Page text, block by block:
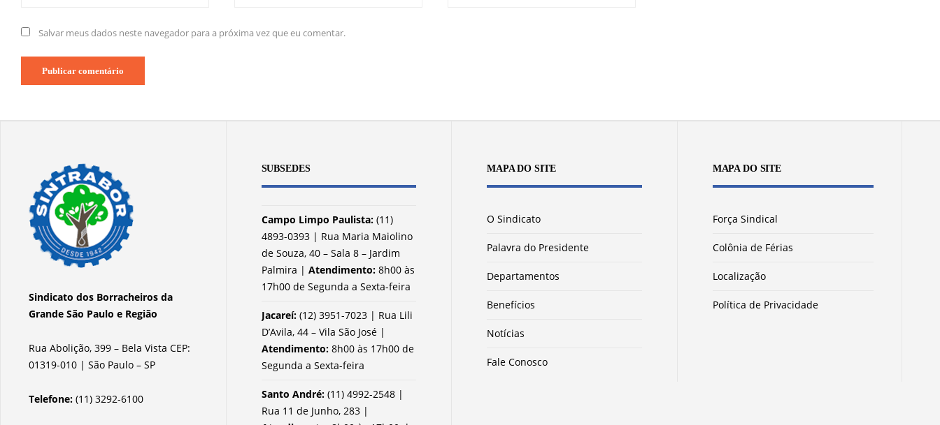
Salvar meus dados neste navegador para a próxima vez que eu comentar.
Sindicato dos Borracheiros da
Grande São Paulo e Região
Rua Abolição, 399 – Bela Vista CEP:
01319-010 | São Paulo – SP
Telefone: (11) 3292-6100
SUBSEDES
Campo Limpo Paulista:(11)
4893-0393 | Rua Maria Maiolino
de Souza, 40 – Sala 8 – Jardim
Palmira | Atendimento: 8h00 às
17h00 de Segunda a Sexta-feira
Jacareí:(12) 3951-7023 | Rua Lili
D’Avila, 44 – Vila São José |
Atendimento: 8h00 às 17h00 de
Segunda a Sexta-feira
Santo André: (11) 4992-2548 |
Rua 11 de Junho, 283 |
MAPA DO SITE
O Sindicato
Palavra do Presidente
Departamentos
Benefícios
Notícias
Fale Conosco
MAPA DO SITE
Força Sindical
Colônia de Férias
Localização
Política de Privacidade